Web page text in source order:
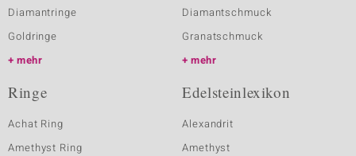
Diamantringe
Goldringe
mehr
Diamantschmuck
Granatschmuck
mehr
Ringe
Achat Ring
Amethyst Ring
Edelsteinlexikon
Alexandrit
Amethyst